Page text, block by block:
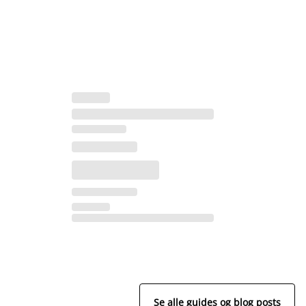
Se alle guides og blog posts